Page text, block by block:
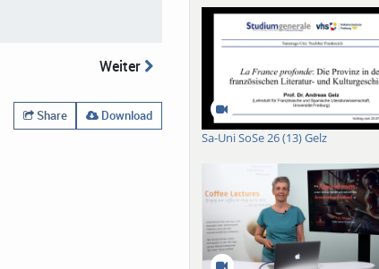
Weiter
Share
Download
Sa-Uni SoSe 26 (13) Gelz